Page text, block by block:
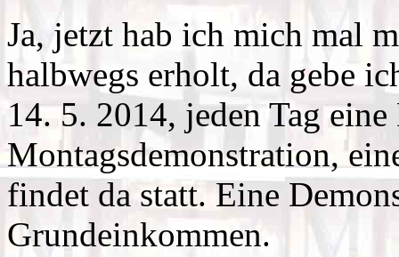
Ja, jetzt hab ich mich mal
halbwegs erholt, da gebe
14. 5. 2014, jeden Tag
Montagsdemonstration,
findet da statt. Eine
Grundeinkommen.